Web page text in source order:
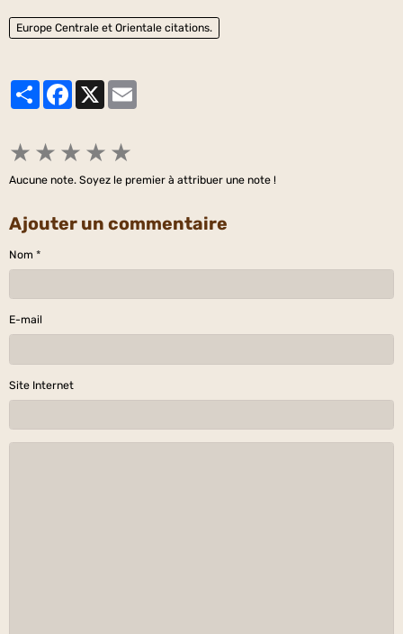
Europe Centrale et Orientale citations.
PartagerFacebook
★ ★ ★ ★ ★
Aucune note. Soyez le premier à attribuer une note !
Ajouter un commentaire
Nom
E-mail
Site Internet